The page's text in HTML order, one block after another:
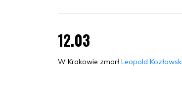
12.03
W Krakowie zmarł Leopold